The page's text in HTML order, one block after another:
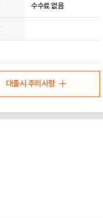
수수료 없음
대출시 주의사항